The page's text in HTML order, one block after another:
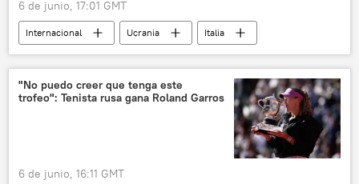
6 de junio, 17:01 GMT
Internacional Ucrania
Italia
🌍 Europa
crisis económica
energética
"No puedo creer que tenga este
trofeo": Tenista rusa gana Roland Garros
6 de junio, 16:11 GMT